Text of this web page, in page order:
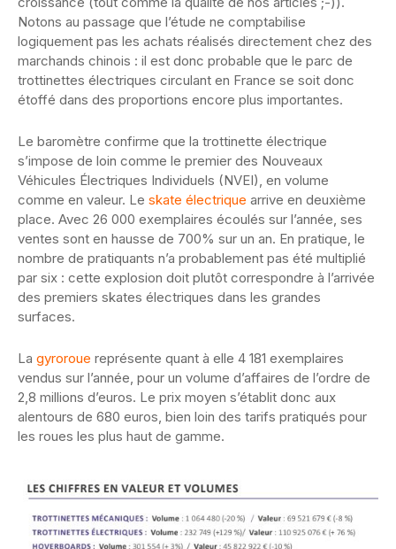
Notons au passage que l’étude ne comptabilise
logiquement pas les achats réalisés directement chez des
marchands chinois : il est donc probable que le parc de
trottinettes électriques circulant en France se soit donc
étoffé dans des proportions encore plus importantes.
Le baromètre confirme que la trottinette électrique
s’impose de loin comme le premier des Nouveaux
Véhicules Électriques Individuels (NVEI), en volume
comme en valeur. Le skate électrique arrive en deuxième
place. Avec 26 000 exemplaires écoulés sur l’année, ses
ventes sont en hausse de 700% sur un an. En pratique, le
nombre de pratiquants n’a probablement pas été multiplié
par six : cette explosion doit plutôt correspondre à l’arrivée
des premiers skates électriques dans les grandes
surfaces.
La gyroroue représente quant à elle 4 181 exemplaires
vendus sur l’année, pour un volume d’affaires de l’ordre de
2,8 millions d’euros. Le prix moyen s’établit donc aux
alentours de 680 euros, bien loin des tarifs pratiqués pour
les roues les plus haut de gamme.